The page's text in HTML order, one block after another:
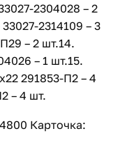
2304028 – 2
2314109 – 3
– 2 шт.14.
– 1 шт.15.
291853-П2 – 4
– 4 шт.
Карточка: